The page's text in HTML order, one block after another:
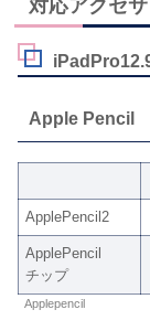
対応アクセサ
Apple Pencil
ApplePencil2
ApplePencil
チップ
Applepencil